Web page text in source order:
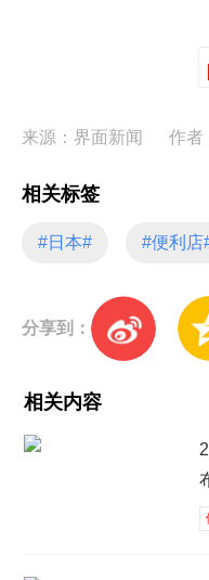
来源：界面新闻 作者
相关标签
#日本# #便利店
分享到：
相关内容